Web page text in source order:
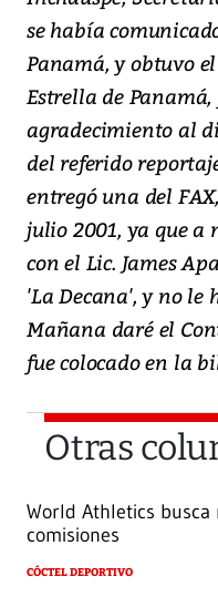
se había
Panamá, y obtuvo el
Estrella de
agradecimiento al
del referido
entregó una del
julio 2001, ya que a
con el Lic. James
'La Decana', y no le
Mañana daré el
fue colocado en la
Otras
World Athletics
comisiones
CÓCTEL DEPORTIVO